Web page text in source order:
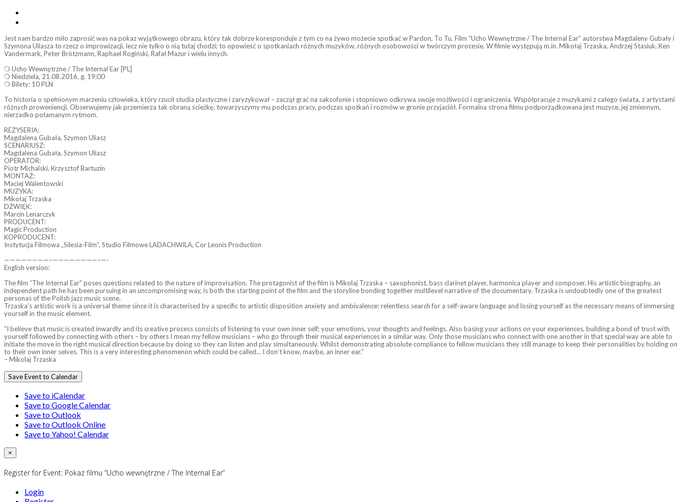
Jest nam bardzo miło zaprosić was na pokaz wyjątkowego obrazu, który tak dobrze koresponduje z tym co na żywo możecie spotkać w Pardon, To Tu. Film “Ucho Wewnętrzne / The Internal Ear” autorstwa Magdaleny Gubały i
Szymona Uliasza to rzecz o improwizacji, lecz nie tylko o nią tutaj chodzi; to opowieść o spotkaniach różnych muzyków, różnych osobowości w twórczym procesie. W filmie występują m.in. Mikołaj Trzaska, Andrzej Stasiuk, Ken
Vandermark, Peter Brötzmann, Raphael Rogiński, Rafał Mazur i wielu innych.
❍ Ucho Wewnętrzne / The Internal Ear [PL]
❍ Niedziela, 21.08.2016, g. 19:00
❍ Bilety: 10 PLN
To historia o spełnionym marzeniu człowieka, który rzucił studia plastyczne i zaryzykował – zaczął grać na saksofonie i stopniowo odkrywa swoje możliwości i ograniczenia. Współpracuje z muzykami z całego świata, z artystami
różnych proweniencji. Obserwujemy jak przemierza tak obraną ścieżkę, towarzyszymy mu podczas pracy, podczas spotkań i rozmów w gronie przyjaciół. Formalna strona filmu podporządkowana jest muzyce, jej zmiennym,
nierzadko połamanym rytmom.
REŻYSERIA:
Magdalena Gubała, Szymon Uliasz
SCENARIUSZ:
Magdalena Gubała, Szymon Uliasz
OPERATOR:
Piotr Michalski, Krzysztof Bartuzin
MONTAŻ:
Maciej Walentowski
MUZYKA:
Mikołaj Trzaska
DŹWIĘK:
Marcin Lenarczyk
PRODUCENT:
Magic Production
KOPRODUCENT:
Instytucja Filmowa „Silesia-Film”, Studio Filmowe LADACHWILA, Cor Leonis Production
————————–————————–—-
English version:
The film “The Internal Ear” poses questions related to the nature of improvisation. The protagonist of the film is Mikolaj Trzaska – saxophonist, bass clarinet player, harmonica player and composer. His artistic biography, an
independent path he has been pursuing in an uncompromising way, is both the starting point of the film and the storyline bonding together multilevel narrative of the documentary. Trzaska is undoubtedly one of the greatest
personas of the Polish jazz music scene.
Trzaska’s artistic work is a universal theme since it is characterised by a specific to artistic disposition anxiety and ambivalence: relentless search for a self-aware language and losing yourself as the necessary means of immersing
yourself in the music element.
“I believe that music is created inwardly and its creative process consists of listening to your own inner self; your emotions, your thoughts and feelings. Also basing your actions on your experiences, building a bond of trust with
yourself followed by connecting with others – by others I mean my fellow musicians – who go through their musical experiences in a similar way. Only those musicians who connect with one another in that special way are able to
initiate the move in the right musical direction because by doing so they can listen and play simultaneously. Whilst demonstrating absolute compliance to fellow musicians they still manage to keep their personalities by holding on
to their own inner selves. This is a very interesting phenomenon which could be called… I don’t know, maybe, an inner ear.”
– Mikolaj Trzaska
Save Event to Calendar
Save to iCalendar
Save to Google Calendar
Save to Outlook
Save to Outlook Online
Save to Yahoo! Calendar
×
Register for Event: Pokaz filmu “Ucho wewnętrzne / The Internal Ear”
Login